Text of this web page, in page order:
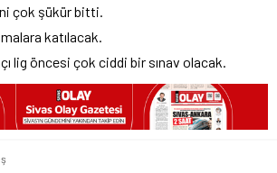
çok şükür bitti.
katılacak.
lig öncesi çok ciddi bir sınav olacak.